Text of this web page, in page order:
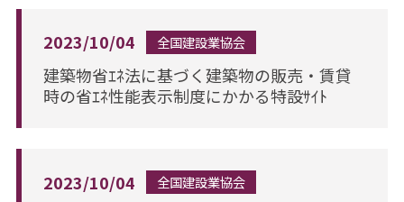
2023/10/04 全国建設業協会
建築物省ｴﾈ法に基づく建築物の販売・賃貸
時の省ｴﾈ性能表示制度にかかる特設ｻｲﾄ
2023/10/04 全国建設業協会